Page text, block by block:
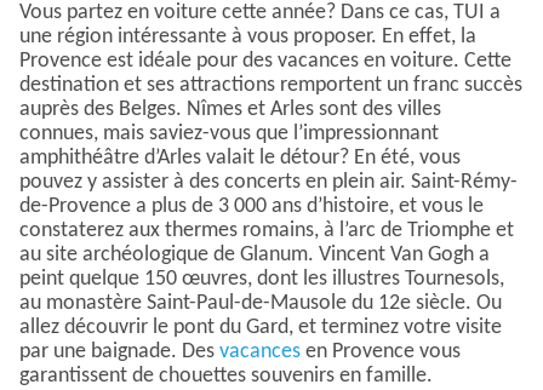
Vous partez en voiture cette année? Dans ce cas, TUI a
une région intéressante à vous proposer. En effet, la
Provence est idéale pour des vacances en voiture. Cette
destination et ses attractions remportent un franc succès
auprès des Belges. Nîmes et Arles sont des villes
connues, mais saviez-vous que l’impressionnant
amphithéâtre d’Arles valait le détour? En été, vous
pouvez y assister à des concerts en plein air. Saint-Rémy-
de-Provence a plus de 3 000 ans d’histoire, et vous le
constaterez aux thermes romains, à l’arc de Triomphe et
au site archéologique de Glanum. Vincent Van Gogh a
peint quelque 150 œuvres, dont les illustres Tournesols,
au monastère Saint-Paul-de-Mausole du 12e siècle. Ou
allez découvrir le pont du Gard, et terminez votre visite
par une baignade. Des vacances en Provence vous
garantissent de chouettes souvenirs en famille.